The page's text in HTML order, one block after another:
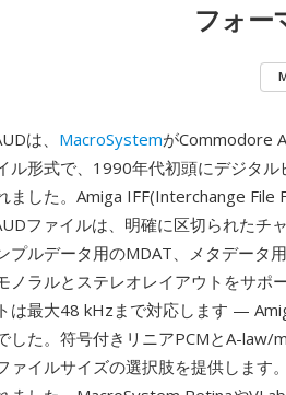
フォー
は、 MacroSystemがCommodore
ル形式で、1990年代初頭にデジタ
ました。Amiga IFF(Interchange
ファイルは、明確に区切られたチ
プルデータ用のMDAT、メタデータ
ノラルとステレオレイアウトをサポ
は最大48 kHzまで対応します —
した。符号付きリニアPCMとA-law/
ァイルサイズの選択肢を提供します